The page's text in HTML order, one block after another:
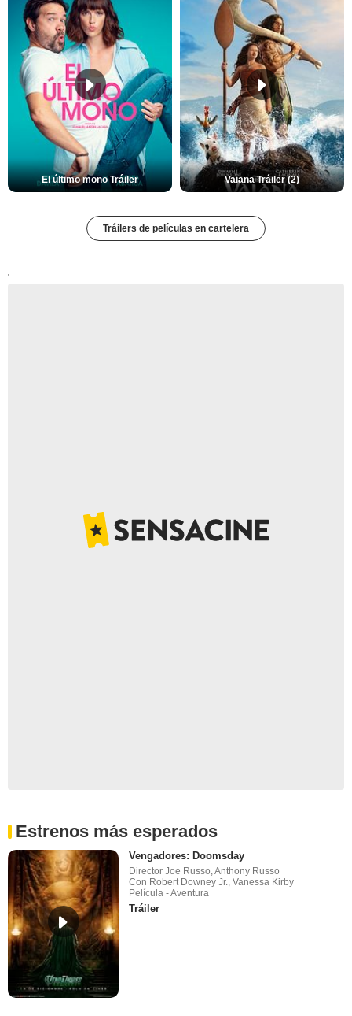
El último mono Tráiler Vaiana Tráiler (2)
Tráilers de películas en cartelera
'
Estrenos más esperados
Vengadores: Doomsday
Director Joe Russo, Anthony Russo
Con Robert Downey Jr., Vanessa Kirby
Película - Aventura
Tráiler